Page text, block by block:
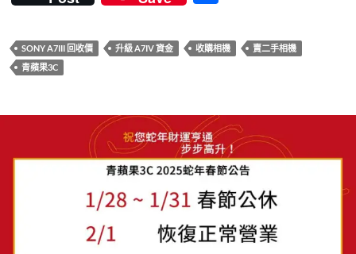
e
b
o
k
itt
er
er
es
t
e m
bl
r
SONY A7III 回收價 升級 A7IV 資金 收購相機
賣二手相機
青蘋果3C